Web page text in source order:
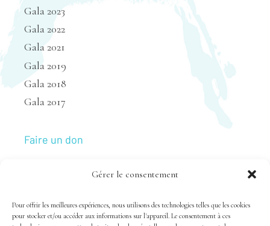
Gérer le consentement
Pour offrir les meilleures expériences, nous utilisons des technologies telles que les cookies
pour stocker et/ou accéder aux informations sur l'appareil. Le consentement à ces
Gala 2023
Gala 2022
Gala 2021
Gala 2019
Gala 2018
Gala 2017
Faire un don